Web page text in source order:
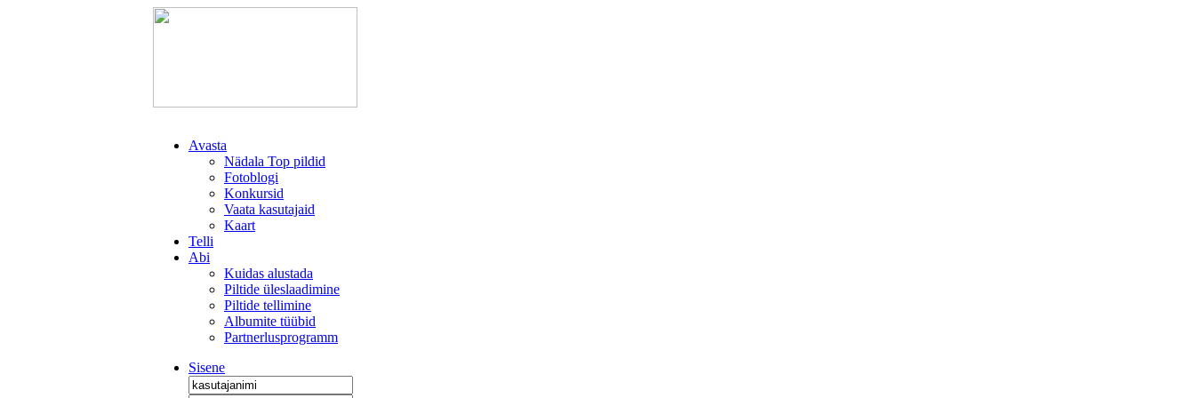
Avasta
Nädala Top pildid
Fotoblogi
Konkursid
Vaata kasutajaid
Kaart
Telli
Abi
Kuidas alustada
Piltide üleslaadimine
Piltide tellimine
Albumite tüübid
Partnerlusprogramm
Sisene